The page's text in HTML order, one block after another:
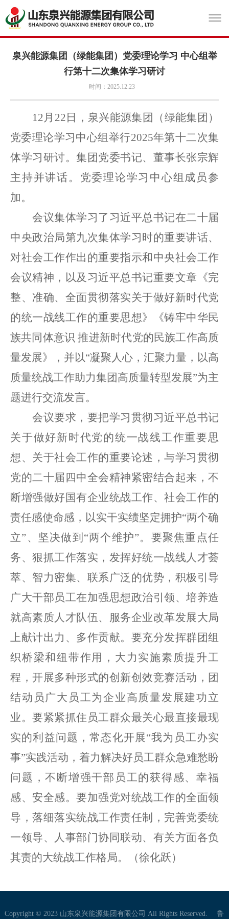
泉兴能源集团（绿能集团）党委理论学习 中心组举
行第十二次集体学习研讨
时间：2025.12.23
12月22日，泉兴能源集团（绿能集团）
党委理论学习中心组举行2025年第十二次集
体学习研讨。集团党委书记、董事长张宗辉
主持并讲话。党委理论学习中心组成员参
加。
会议集体学习了 习近平总书记在二十届
中央政治局第九次集体学习时的重要讲话、
对社会工作作出的重要指示和中央社会工作
会议精神，以及 习近平总书记重要文章《完
整、准确、全面贯彻落实关于做好新时代党
的统一战线工作的重要思想》《铸牢中华民
族共同体意识 推进新时代党的民族工作高质
量发展》， 并以“凝聚人心，汇聚力量，以高
质量统战工作助力集团高质量转型发展”为主
题进行交流发言。
会议要求，要把学习贯彻习近平总书记
关于做好新时代党的统一战线工作重要思
想、关于社会工作的重要论述，与学习贯彻
党的二十届四中全会精神紧密结合起来，不
断增强做好国有企业统战工作、社会工作的
责任感使命感，以实干实绩坚定拥护“两个确
立”、坚决做到“两个维护”。要聚焦重点任
务、狠抓工作落实，发挥好统一战线人才荟
萃、智力密集、联系广泛的优势，积极引导
广大干部员工在加强思想政治引领、培养造
就高素质人才队伍、服务企业改革发展大局
上献计出力、多作贡献。要充分发挥群团组
织桥梁和纽带作用，大力实施素质提升工
程，开展多种形式的创新创效竞赛活动，团
结动员广大员工为企业高质量发展建功立
业。要紧紧抓住员工群众最关心最直接最现
实的利益问题，常态化开展“我为员工办实
事”实践活动， 着力解决好员工群众急难愁盼
问题，不断增强干部员工的获得感、幸福
感、安全感。 要加强党对统战工作的全面领
导，落细落实统战工作责任制，完善党委统
一领导、人事部门协同联动、有关方面各负
其责的大统战工作格局。（徐化跃）
Copyright © 2023 山东泉兴能源集团有限公司 All Rights Reserved.鲁